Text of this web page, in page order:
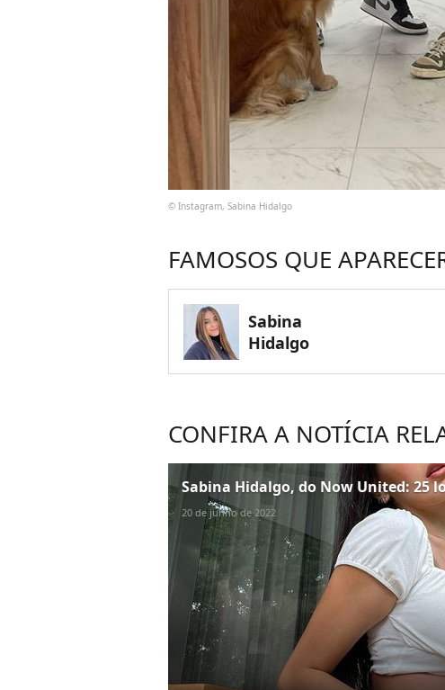
© Instagram, Sabina Hidalgo
FAMOSOS QUE
Sabina
Hidalgo
CONFIRA A NOTÍCIA
Sabina Hidalgo, do Now United: 25
20 de junho de 2022